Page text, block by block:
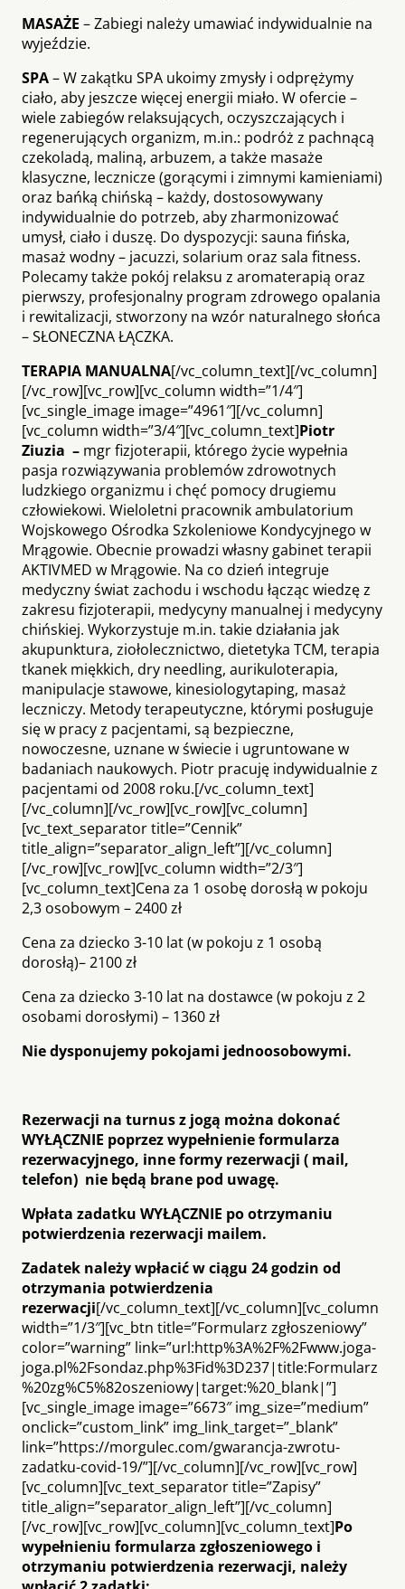
MASAŻE – Zabiegi należy umawiać indywidualnie na
wyjeździe.
SPA– W zakątku SPA ukoimy zmysły i odprężymy
ciało, aby jeszcze więcej energii miało. W ofercie –
wiele zabiegów relaksujących, oczyszczających i
regenerujących organizm, m.in.: podróż z pachnącą
czekoladą, maliną, arbuzem, a także masaże
klasyczne, lecznicze (gorącymi i zimnymi kamieniami)
oraz bańką chińską – każdy, dostosowywany
indywidualnie do potrzeb, aby zharmonizować
umysł, ciało i duszę. Do dyspozycji: sauna fińska,
masaż wodny – jacuzzi, solarium oraz sala fitness.
Polecamy także pokój relaksu z aromaterapią oraz
pierwszy, profesjonalny program zdrowego opalania
i rewitalizacji, stworzony na wzór naturalnego słońca
– SŁONECZNA ŁĄCZKA.
TERAPIA MANUALNA[/vc_column_text][/vc_column]
[/vc_row][vc_row][vc_column width=”1/4″]
[vc_single_image image=”4961″][/vc_column]
[vc_column width=”3/4″][vc_column_text]Piotr
Ziuzia – mgr fizjoterapii, którego życie wypełnia
pasja rozwiązywania problemów zdrowotnych
ludzkiego organizmu i chęć pomocy drugiemu
człowiekowi. Wieloletni pracownik ambulatorium
Wojskowego Ośrodka Szkoleniowe Kondycyjnego w
Mrągowie. Obecnie prowadzi własny gabinet terapii
AKTIVMED w Mrągowie. Na co dzień integruje
medyczny świat zachodu i wschodu łącząc wiedzę z
zakresu fizjoterapii, medycyny manualnej i medycyny
chińskiej. Wykorzystuje m.in. takie działania jak
akupunktura, ziołolecznictwo, dietetyka TCM, terapia
tkanek miękkich, dry needling, aurikuloterapia,
manipulacje stawowe, kinesiologytaping, masaż
leczniczy. Metody terapeutyczne, którymi posługuje
się w pracy z pacjentami, są bezpieczne,
nowoczesne, uznane w świecie i ugruntowane w
badaniach naukowych. Piotr pracuję indywidualnie z
pacjentami od 2008 roku.[/vc_column_text]
[/vc_column][/vc_row][vc_row][vc_column]
[vc_text_separator title=”Cennik”
title_align=”separator_align_left”][/vc_column]
[/vc_row][vc_row][vc_column width=”2/3″]
[vc_column_text]Cena za 1 osobę dorosłą w pokoju
2,3 osobowym – 2400 zł
Cena za dziecko 3-10 lat (w pokoju z 1 osobą
dorosłą)– 2100 zł
Cena za dziecko 3-10 lat na dostawce (w pokoju z 2
osobami dorosłymi) – 1360 zł
Nie dysponujemy pokojami jednoosobowymi.
Rezerwacji na turnus z jogą można dokonać
WYŁĄCZNIE poprzez wypełnienie formularza
rezerwacyjnego, inne formy rezerwacji ( mail,
telefon) nie będą brane pod uwagę.
Wpłata zadatku WYŁĄCZNIE po otrzymaniu
potwierdzenia rezerwacji mailem.
Zadatek należy wpłacić w ciągu 24 godzin od
otrzymania potwierdzenia
rezerwacji[/vc_column_text][/vc_column][vc_column
width=”1/3″][vc_btn title=”Formularz zgłoszeniowy”
color=”warning” link=”url:http%3A%2F%2Fwww.joga-
joga.pl%2Fsondaz.php%3Fid%3D237|title:Formularz
%20zg%C5%82oszeniowy|target:%20_blank|”]
[vc_single_image image=”6673″ img_size=”medium”
onclick=”custom_link” img_link_target=”_blank”
link=”https://morgulec.com/gwarancja-zwrotu-
zadatku-covid-19/”][/vc_column][/vc_row][vc_row]
[vc_column][vc_text_separator title=”Zapisy”
title_align=”separator_align_left”][/vc_column]
[/vc_row][vc_row][vc_column][vc_column_text]Po
wypełnieniu formularza zgłoszeniowego i
otrzymaniu potwierdzenia rezerwacji, należy